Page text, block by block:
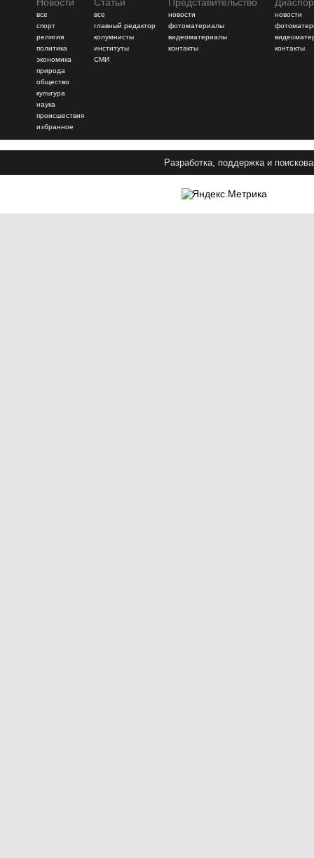
все
спорт
религия
политика
экономика
природа
общество
культура
наука
происшествия
избранное
все
главный редактор
колумнисты
институты
СМИ
новости
фотоматериалы
видеоматериалы
контакты
новости
контакты
Разработка, поддержка и